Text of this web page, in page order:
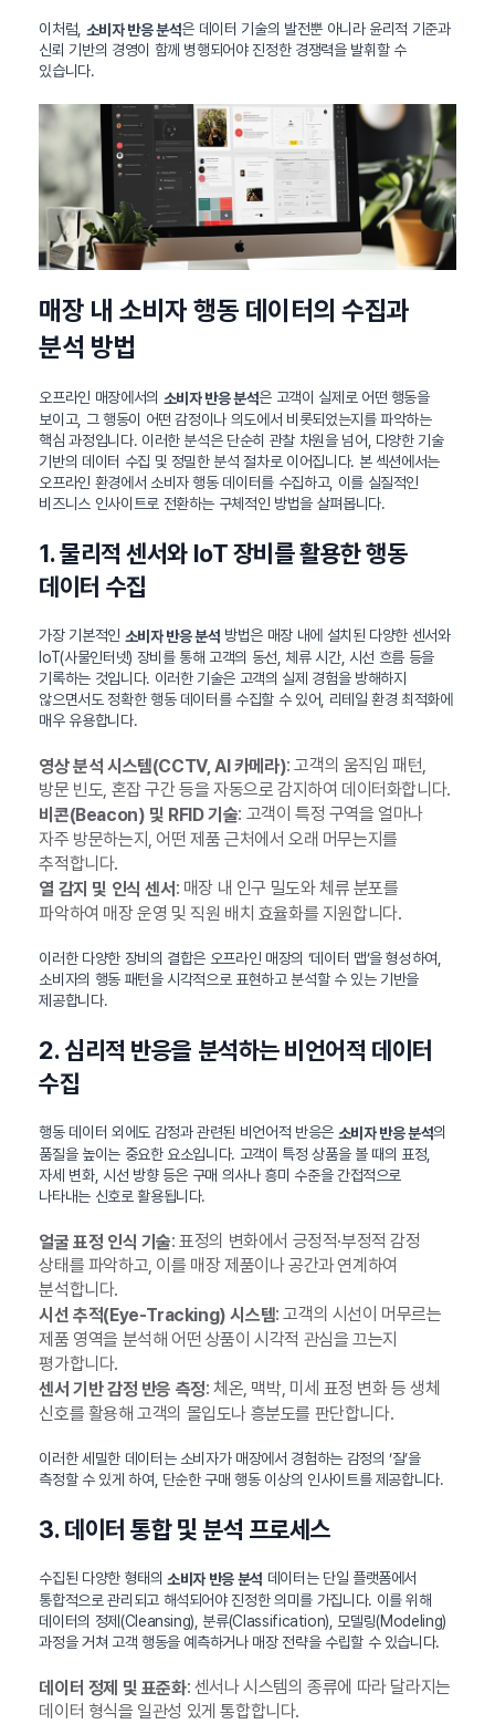
이처럼, 소비자 반응 분석은 데이터 기술의 발전뿐 아니라 윤리적 기준과
신뢰 기반의 경영이 함께 병행되어야 진정한 경쟁력을 발휘할 수
있습니다.
매장 내 소비자 행동 데이터의 수집과
분석 방법
오프라인 매장에서의 소비자 반응 분석은 고객이 실제로 어떤 행동을
보이고, 그 행동이 어떤 감정이나 의도에서 비롯되었는지를 파악하는
핵심 과정입니다. 이러한 분석은 단순히 관찰 차원을 넘어, 다양한 기술
기반의 데이터 수집 및 정밀한 분석 절차로 이어집니다. 본 섹션에서는
오프라인 환경에서 소비자 행동 데이터를 수집하고, 이를 실질적인
비즈니스 인사이트로 전환하는 구체적인 방법을 살펴봅니다.
1. 물리적 센서와 IoT 장비를 활용한 행동
데이터 수집
가장 기본적인 소비자 반응 분석 방법은 매장 내에 설치된 다양한 센서와
IoT(사물인터넷) 장비를 통해 고객의 동선, 체류 시간, 시선 흐름 등을
기록하는 것입니다. 이러한 기술은 고객의 실제 경험을 방해하지
않으면서도 정확한 행동 데이터를 수집할 수 있어, 리테일 환경 최적화에
매우 유용합니다.
영상 분석 시스템(CCTV, AI 카메라): 고객의 움직임 패턴,
방문 빈도, 혼잡 구간 등을 자동으로 감지하여 데이터화합니다.
비콘(Beacon) 및 RFID 기술: 고객이 특정 구역을 얼마나
자주 방문하는지, 어떤 제품 근처에서 오래 머무는지를
추적합니다.
열 감지 및 인식 센서 : 매장 내 인구 밀도와 체류 분포를
파악하여 매장 운영 및 직원 배치 효율화를 지원합니다.
이러한 다양한 장비의 결합은 오프라인 매장의 ‘데이터 맵’을 형성하여,
소비자의 행동 패턴을 시각적으로 표현하고 분석할 수 있는 기반을
제공합니다.
2. 심리적 반응을 분석하는 비언어적 데이터
수집
행동 데이터 외에도 감정과 관련된 비언어적 반응은 소비자 반응 분석의
품질을 높이는 중요한 요소입니다. 고객이 특정 상품을 볼 때의 표정,
자세 변화, 시선 방향 등은 구매 의사나 흥미 수준을 간접적으로
나타내는 신호로 활용됩니다.
얼굴 표정 인식 기술: 표정의 변화에서 긍정적·부정적 감정
상태를 파악하고, 이를 매장 제품이나 공간과 연계하여
분석합니다.
시선 추적(Eye-Tracking) 시스템: 고객의 시선이 머무르는
제품 영역을 분석해 어떤 상품이 시각적 관심을 끄는지
평가합니다.
센서 기반 감정 반응 측정: 체온, 맥박, 미세 표정 변화 등 생체
신호를 활용해 고객의 몰입도나 흥분도를 판단합니다.
이러한 세밀한 데이터는 소비자가 매장에서 경험하는 감정의 ‘질’을
측정할 수 있게 하여, 단순한 구매 행동 이상의 인사이트를 제공합니다.
3. 데이터 통합 및 분석 프로세스
수집된 다양한 형태의 소비자 반응 분석 데이터는 단일 플랫폼에서
통합적으로 관리되고 해석되어야 진정한 의미를 가집니다. 이를 위해
데이터의 정제(Cleansing), 분류(Classification), 모델링(Modeling)
과정을 거쳐 고객 행동을 예측하거나 매장 전략을 수립할 수 있습니다.
데이터 정제 및 표준화: 센서나 시스템의 종류에 따라 달라지는
데이터 형식을 일관성 있게 통합합니다.